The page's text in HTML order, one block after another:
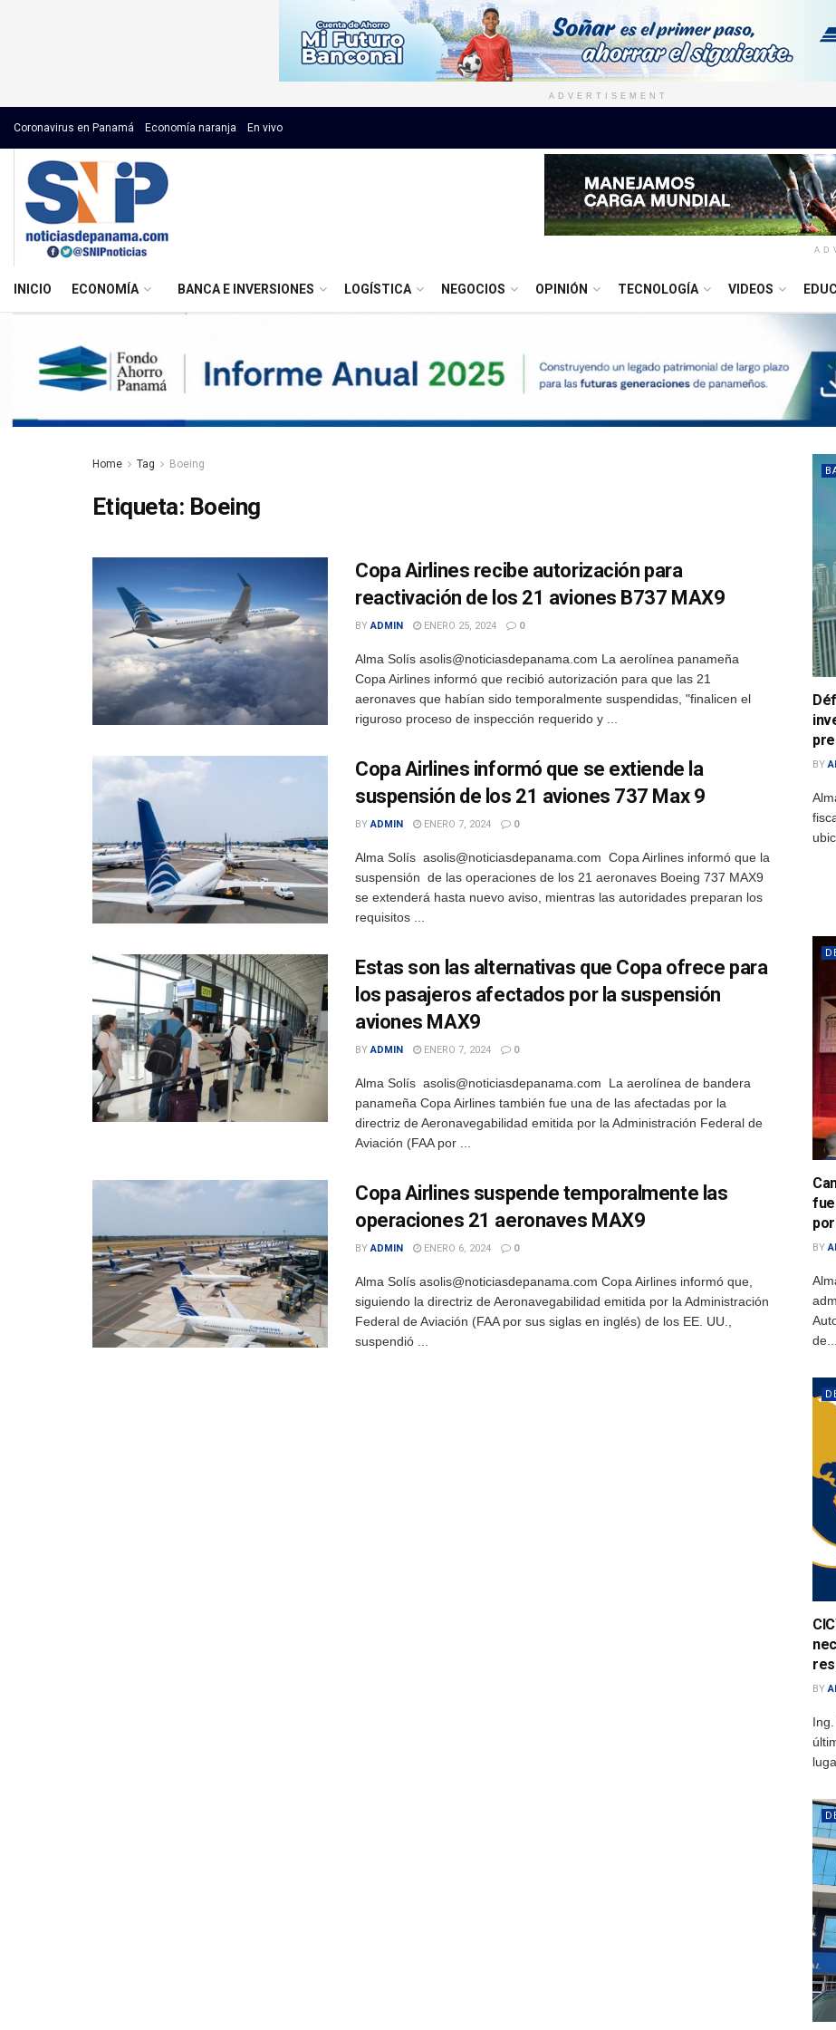
ADVERTISEMENT
Coronavirus en Panamá Economía naranja En vivo
INICIO ECONOMÍA BANCA E INVERSIONES LOGÍSTICA NEGOCIOS OPINIÓN TECNOLOGÍA VIDEOS
Home Tag Boeing
Etiqueta: Boeing
Copa Airlines recibe autorización para
reactivación de los 21 aviones B737 MAX9
BY ADMIN ENERO 25, 2024 0
Alma Solís asolis@noticiasdepanama.com La aerolínea panameña
Copa Airlines informó que recibió autorización para que las 21
aeronaves que habían sido temporalmente suspendidas, "finalicen el
riguroso proceso de inspección requerido y ...
Copa Airlines informó que se extiende la
suspensión de los 21 aviones 737 Max 9
BY ADMIN ENERO 7, 2024 0
Alma Solís asolis@noticiasdepanama.com Copa Airlines informó que la
suspensión de las operaciones de los 21 aeronaves Boeing 737 MAX9
se extenderá hasta nuevo aviso, mientras las autoridades preparan los
requisitos ...
Estas son las alternativas que Copa ofrece para
los pasajeros afectados por la suspensión
aviones MAX9
BY ADMIN ENERO 7, 2024 0
Alma Solís asolis@noticiasdepanama.com La aerolínea de bandera
panameña Copa Airlines también fue una de las afectadas por la
directriz de Aeronavegabilidad emitida por la Administración Federal de
Aviación (FAA por ...
Copa Airlines suspende temporalmente las
operaciones 21 aeronaves MAX9
BY ADMIN ENERO 6, 2024 0
Alma Solís asolis@noticiasdepanama.com Copa Airlines informó que,
siguiendo la directriz de Aeronavegabilidad emitida por la Administración
Federal de Aviación (FAA por sus siglas en inglés) de los EE. UU.,
suspendió ...
BY
BY
de...
BY